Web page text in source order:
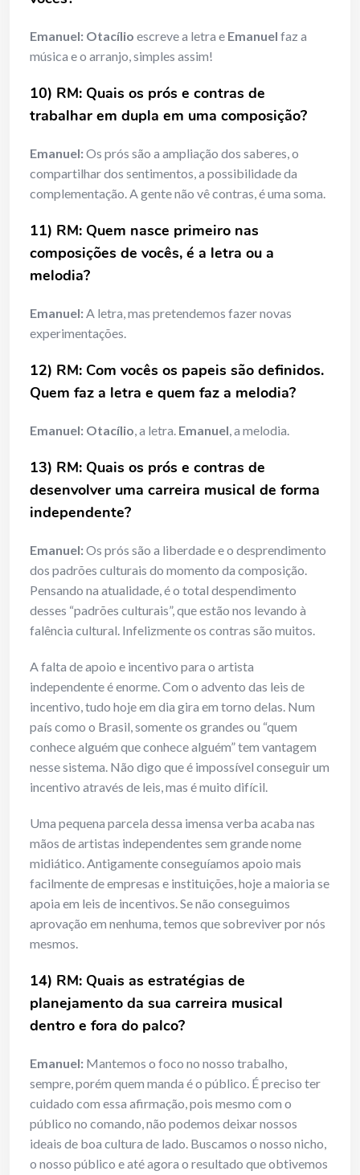
Emanuel: Otacílio escreve a letra e Emanuel faz a
música e o arranjo, simples assim!
10) RM: Quais os prós e contras de
trabalhar em dupla em uma composição?
Emanuel:Os prós são a ampliação dos saberes, o
compartilhar dos sentimentos, a possibilidade da
complementação. A gente não vê contras, é uma soma.
11) RM: Quem nasce primeiro nas
composições de vocês, é a letra ou a
melodia?
Emanuel:A letra, mas pretendemos fazer novas
experimentações.
12) RM: Com vocês os papeis são definidos.
Quem faz a letra e quem faz a melodia?
Emanuel: Otacílio, a letra. Emanuel, a melodia.
13) RM: Quais os prós e contras de
desenvolver uma carreira musical de forma
independente?
Emanuel:Os prós são a liberdade e o desprendimento
dos padrões culturais do momento da composição.
Pensando na atualidade, é o total despendimento
desses “padrões culturais”, que estão nos levando à
falência cultural. Infelizmente os contras são muitos.
A falta de apoio e incentivo para o artista
independente é enorme. Com o advento das leis de
incentivo, tudo hoje em dia gira em torno delas. Num
país como o Brasil, somente os grandes ou “quem
conhece alguém que conhece alguém” tem vantagem
nesse sistema. Não digo que é impossível conseguir um
incentivo através de leis, mas é muito difícil.
Uma pequena parcela dessa imensa verba acaba nas
mãos de artistas independentes sem grande nome
midiático. Antigamente conseguíamos apoio mais
facilmente de empresas e instituições, hoje a maioria se
apoia em leis de incentivos. Se não conseguimos
aprovação em nenhuma, temos que sobreviver por nós
mesmos.
14) RM: Quais as estratégias de
planejamento da sua carreira musical
dentro e fora do palco?
Emanuel: Mantemos o foco no nosso trabalho,
sempre, porém quem manda é o público. É preciso ter
cuidado com essa afirmação, pois mesmo com o
público no comando, não podemos deixar nossos
ideais de boa cultura de lado. Buscamos o nosso nicho,
o nosso público e até agora o resultado que obtivemos